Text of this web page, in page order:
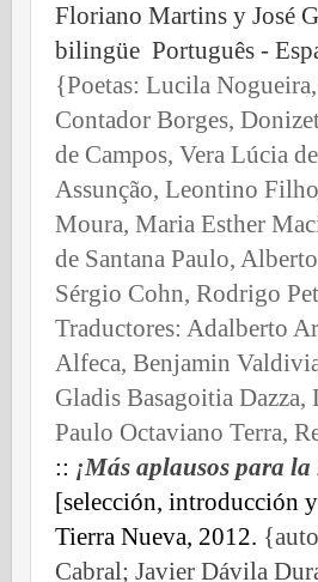
Floriano Martins y José
bilingüe Português -
{Poetas: Lucila
Contador Borges,
de Campos, Vera Lúcia
Assunção, Leontino
Moura, Maria Esther
de Santana Paulo,
Sérgio Cohn, Rodrigo
Traductores: Adalberto
Alfeca, Benjamin
Gladis Basagoitia
Paulo Octaviano Terra,
:: ¡Más aplausos para
[selección, introducción
Tierra Nueva, 2012.
Cabral; Javier Dávila